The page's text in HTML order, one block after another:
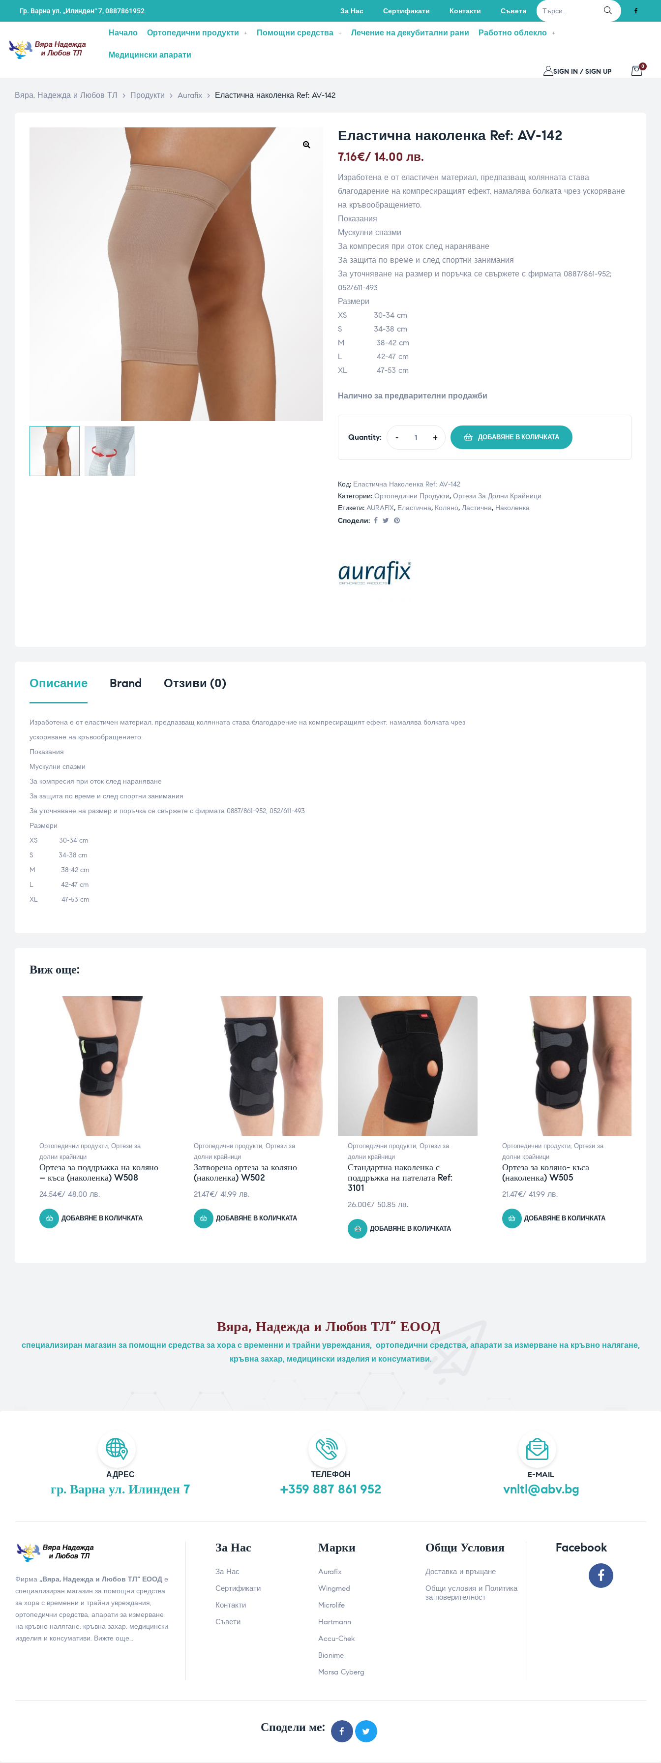
Гр. Варна ул. „Илинден“ 7,0887861952 За Нас Сертификати Контакти Съвети
Начало Ортопедични продукти Помощни средства Лечение на декубитални рани Работно облекло
Медицински апарати
SIGN IN / SIGN UP
0
Вяра, Надежда и Любов ТЛ > Продукти > Aurafix > Еластична наколенка Ref: AV-142
Еластична наколенка Ref: AV-142
7.16€/ 14.00 лв.
Изработена е от еластичен материал, предпазващ колянната става
благодарение на компресиращият ефект, намалява болката чрез ускоряване
на кръвообращението.
Показания
Мускулни спазми
За компресия при оток след нараняване
За защита по време и след спортни занимания
За уточняване на размер и поръчка се свържете с фирмата 0887/861-952;
052/611-493
Размери
XS 30-34 cm
S 34-38 cm
M 38-42 cm
L 42-47 cm
XL 47-53 cm
Налично за предварителни продажби
Quantity: - + ДОБАВЯНЕ В КОЛИЧКАТА
Код: Еластична Наколенка Ref: AV-142
Категории: Ортопедични Продукти, Ортези За Долни Крайници
Етикети: AURAFIX, Еластична, Коляно, Ластична, Наколенка
Сподели:
Описание Brand Отзиви (0)
Изработена е от еластичен материал, предпазващ колянната става благодарение на компресиращият ефект, намалява болката чрез
ускоряване на кръвообращението.
Показания
Мускулни спазми
За компресия при оток след нараняване
За защита по време и след спортни занимания
За уточняване на размер и поръчка се свържете с фирмата 0887/861-952; 052/611-493
Размери
XS 30-34 cm
S 34-38 cm
M 38-42 cm
L 42-47 cm
XL 47-53 cm
Виж още:
Ортопедични продукти, Ортези за
долни крайници
Ортеза за поддръжка на коляно
– къса (наколенка) W508
24.54€/ 48.00 лв.
ДОБАВЯНЕ В КОЛИЧКАТА
Ортопедични продукти, Ортези за
долни крайници
Затворена ортеза за коляно
(наколенка) W502
21.47€/ 41.99 лв.
ДОБАВЯНЕ В КОЛИЧКАТА
Ортопедични продукти, Ортези за
долни крайници
Стандартна наколенка с
поддръжка на пателата Ref:
3101
26.00€/ 50.85 лв.
ДОБАВЯНЕ В КОЛИЧКАТА
Ортопедични продукти, Ортези за
долни крайници
Ортеза за коляно- къса
(наколенка) W505
21.47€/ 41.99 лв.
ДОБАВЯНЕ В КОЛИЧКАТА
Вяра, Надежда и Любов ТЛ“ ЕООД
специализиран магазин за помощни средства за хора с временни и трайни увреждания, ортопедични средства, апарати за измерване на кръвно налягане,
кръвна захар, медицински изделия и консумативи.
АДРЕС
гр. Варна ул. Илинден 7
ТЕЛЕФОН
+359 887 861 952
E-MAIL
vnltl@abv.bg
Фирма „Вяра, Надежда и Любов ТЛ“ ЕООД е
специализиран магазин за помощни средства
за хора с временни и трайни увреждания,
ортопедични средства, апарати за измерване
на кръвно налягане, кръвна захар, медицински
изделия и консумативи. Вижте още…
За Нас
За Нас
Сертификати
Контакти
Съвети
Марки
Aurafix
Wingmed
Microlife
Hartmann
Accu-Chek
Bionime
Morsa Cyberg
Общи Условия
Доставка и връщане
Общи условия и Политика
за поверителност
Facebook
Сподели ме: